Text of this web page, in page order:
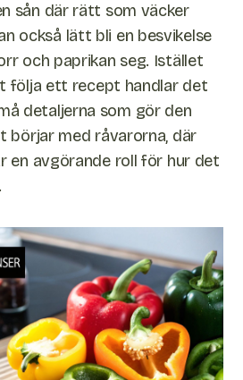
sån där rätt som väcker
också lätt bli en besvikelse
och paprikan seg. Istället
följa ett recept handlar det
detaljerna som gör den
börjar med råvarorna, där
en avgörande roll för hur det